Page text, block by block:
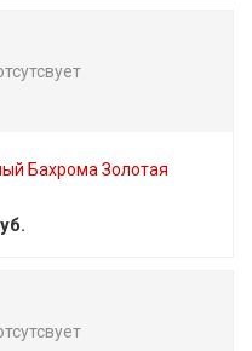
Бахрома Золотая